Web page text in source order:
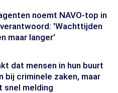
noemt NAVO-top in
'Wachttijden
maar langer'
dat mensen in hun buurt
bij criminele zaken, maar
snel melding